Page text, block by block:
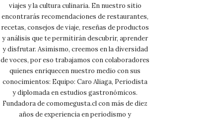
viajes y la cultura culinaria. En nuestro sitio
encontrarás recomendaciones de restaurantes,
recetas, consejos de viaje, reseñas de productos
y análisis que te permitirán descubrir, aprender
y disfrutar. Asimismo, creemos en la diversidad
de voces, por eso trabajamos con colaboradores
quienes enriquecen nuestro medio con sus
conocimientos: Equipo: Caro Aliaga, Periodista
y diplomada en estudios gastronómicos.
Fundadora de comomegusta.cl con más de diez
años de experiencia en periodismo y